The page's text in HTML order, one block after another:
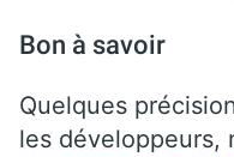
Bon à savoir
Quelques
les développeurs,